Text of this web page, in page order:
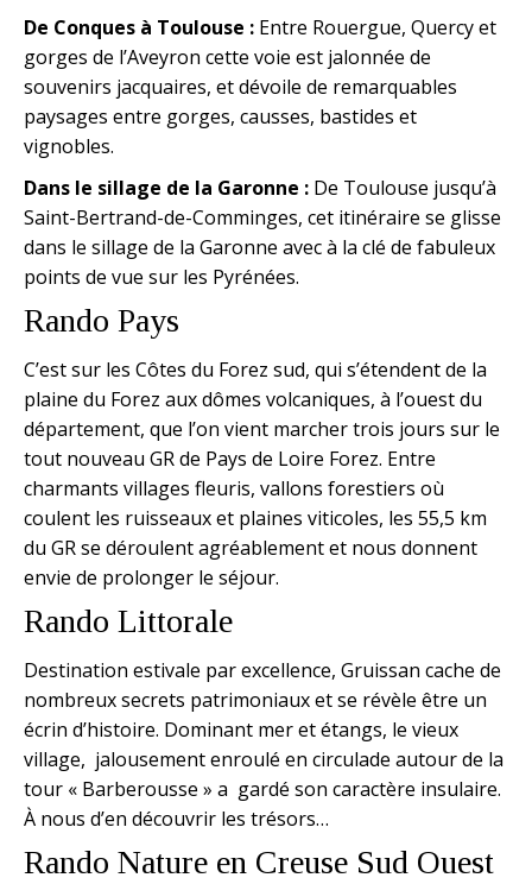
De Conques à Toulouse : Entre Rouergue, Quercy et
gorges de l’Aveyron cette voie est jalonnée de
souvenirs jacquaires, et dévoile de remarquables
paysages entre gorges, causses, bastides et
vignobles.
Dans le sillage de la Garonne : De Toulouse jusqu’à
Saint-Bertrand-de-Comminges, cet itinéraire se glisse
dans le sillage de la Garonne avec à la clé de fabuleux
points de vue sur les Pyrénées.
Rando Pays
C’est sur les Côtes du Forez sud, qui s’étendent de la
plaine du Forez aux dômes volcaniques, à l’ouest du
département, que l’on vient marcher trois jours sur le
tout nouveau GR de Pays de Loire Forez. Entre
charmants villages fleuris, vallons forestiers où
coulent les ruisseaux et plaines viticoles, les 55,5 km
du GR se déroulent agréablement et nous donnent
envie de prolonger le séjour.
Rando Littorale
Destination estivale par excellence, Gruissan cache de
nombreux secrets patrimoniaux et se révèle être un
écrin d’histoire. Dominant mer et étangs, le vieux
village, jalousement enroulé en circulade autour de la
tour « Barberousse » a gardé son caractère insulaire.
À nous d’en découvrir les trésors…
Rando Nature en Creuse Sud Ouest